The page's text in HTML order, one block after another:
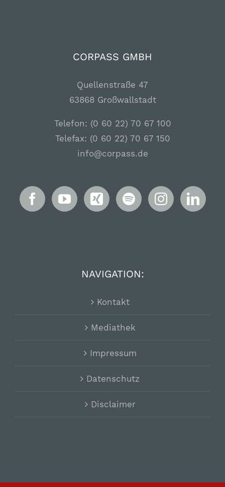
CORPASS GMBH
Quellenstraße 47
63868 Großwallstadt
Telefon: (0 60 22) 70 67 100
Telefax: (0 60 22) 70 67 150
info@corpass.de
NAVIGATION:
Kontakt
Mediathek
Impressum
Datenschutz
Disclaimer